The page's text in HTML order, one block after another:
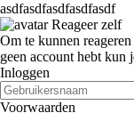
asdfasdfasdfasdfasdf
Reageer zelf
Om te kunnen
geen account hebt kun
Inloggen
Voorwaarden